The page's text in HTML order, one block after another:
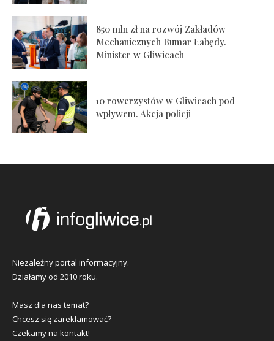
850 mln zł na rozwój Zakładów
Mechanicznych Bumar Łabędy.
Minister w Gliwicach
10 rowerzystów w Gliwicach pod
wpływem. Akcja policji
Niezależny portal informacyjny.
Działamy od 2010 roku.
Masz dla nas temat?
Chcesz się zareklamować?
Czekamy na kontakt!